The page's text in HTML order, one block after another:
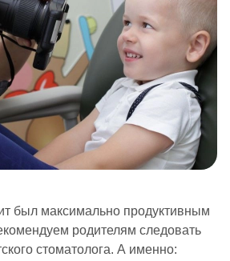
был максимально продуктивным
родителям следовать
стоматолога. А именно: